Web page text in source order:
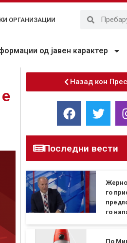
ОРГАНИЗАЦИИ
од јавен карактер
Назад кон
Последни вести
го
го
По